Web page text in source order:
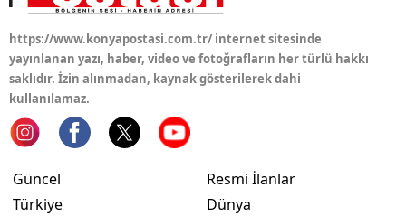
Tekirdağ
Tunceli
https://www.konyapostasi.com.tr/ internet sitesinde
yayınlanan yazı, haber, video ve fotoğrafların her türlü hakkı
saklıdır. İzin alınmadan, kaynak gösterilerek dahi
kullanılamaz.
Güncel
Türkiye
Resmi İlanlar
Dünya